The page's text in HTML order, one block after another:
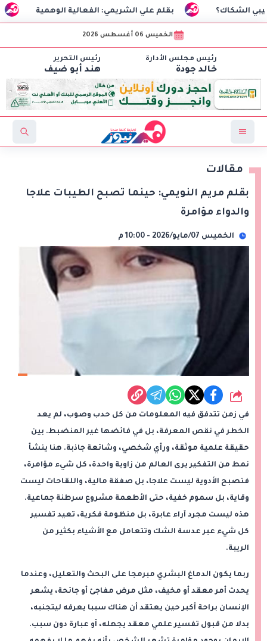
السفير بقلم علي الشريمي: الفعالية الوهمية
الخميس 06 أغسطس 2026
رئيس مجلس الأدارة
خالد جودة
رئيس التحرير
هند أبو ضيف
مقالات
بقلم مريم النويمي: حينما تصبح الطيبات علاجا
والدواء مؤامرة
الخميس 07/مايو/2026 - 10:00 م
شارك
في زمن تتدفق فيه المعلومات من كل حدب وصوب، لم يعد
الخطر في نقص المعرفة، بل في فائضها غير المنضبط. بين
حقيقة علمية موثقة، ورأي شخصي، وشائعة جاذبة. هنا ينشأ
نمط من التفكير يرى العالم من زاوية واحدة، كل شيء مؤامرة،
فتصبح الأدوية ليست علاجا، بل صفقة مالية، واللقاحات ليست
وقاية، بل سموم خفية، حتى الأطعمة مشروع سرطنة جماعية.
هذه ليست مجرد آراء عابرة، بل منظومة فكرية، تعيد تفسير
كل شيء عبر عدسة الشك وتتعامل مع الأشياء بكثير من
الريبة.
ربما يكون الدماغ البشري مبرمجا على البحث والتعليل، وعندما
يحدث أمر معقد أو مخيف، مثل مرض مفاجئ أو جائحة، يشعر
الإنسان براحة أكبر حين يعتقد أن هناك سببا يعرفه ليتجنبه،
بدلا من قبول تفسير علمي معقد يجهله، أو عبارة دون سبب.